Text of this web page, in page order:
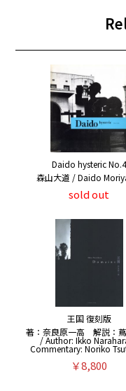
Daido hysteric No.4
森山大道 / Daido
sold out
王国 復刻版
著：奈良原一高 解説：
/ Author: Ikko
Commentary: Noriko
￥8,800